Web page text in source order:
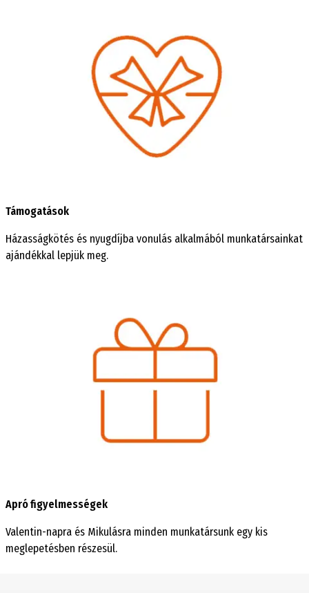
Támogatások
Házasságkötés és nyugdíjba vonulás alkalmából munkatársainkat
ajándékkal lepjük meg.
Apró figyelmességek
Valentin-napra és Mikulásra minden munkatársunk egy kis
meglepetésben részesül.